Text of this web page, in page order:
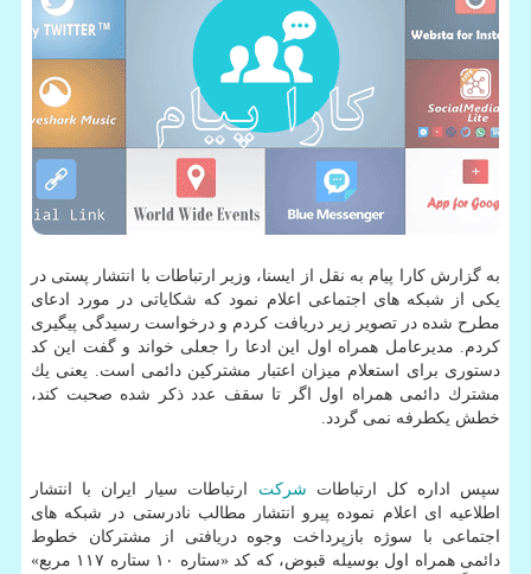
به گزارش كارا پیام به نقل از ایسنا، وزیر ارتباطات با انتشار پستی در
یكی از شبكه های اجتماعی اعلام نمود كه شكایاتی در مورد ادعای
مطرح شده در تصویر زیر دریافت كردم و درخواست رسیدگی پیگیری
كردم. مدیرعامل همراه اول این ادعا را جعلی خواند و گفت این كد
دستوری برای استعلام میزان اعتبار مشتركین دائمی است. یعنی یك
مشترك دائمی همراه اول اگر تا سقف عدد ذكر شده صحبت كند،
خطش یكطرفه نمی گردد.
سپس اداره كل ارتباطات شركت ارتباطات سیار ایران با انتشار
اطلاعیه ای اعلام نموده پیرو انتشار مطالب نادرستی در شبكه های
اجتماعی با سوژه بازپرداخت وجوه دریافتی از مشتركان خطوط
دائمی همراه اول بوسیله قبوض، كه كد «ستاره ۱۰ ستاره ۱۱۷ مربع»